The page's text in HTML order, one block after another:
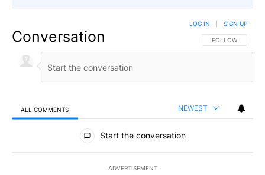
Conversation FOLLOW THIS
FOLLOW
LOG IN SIGN UP
ALL COMMENTS NEWEST
All Comments
Start the conversation
ADVERTISEMENT